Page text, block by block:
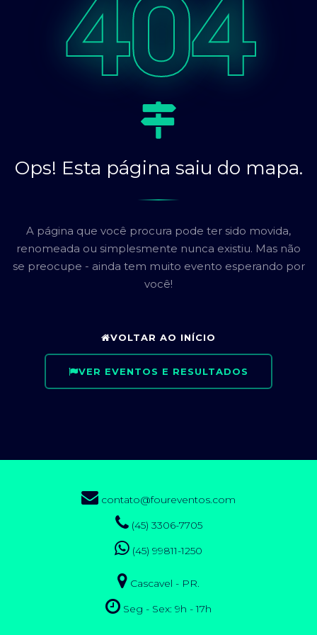
404
Ops! Esta página saiu do mapa.
A página que você procura pode ter sido movida,
renomeada ou simplesmente nunca existiu. Mas não
se preocupe - ainda tem muito evento esperando por
você!
VOLTAR AO INÍCIO
VER EVENTOS E RESULTADOS
contato@foureventos.com
(45) 3306-7705
(45) 99811-1250
Cascavel - PR.
Seg - Sex: 9h - 17h